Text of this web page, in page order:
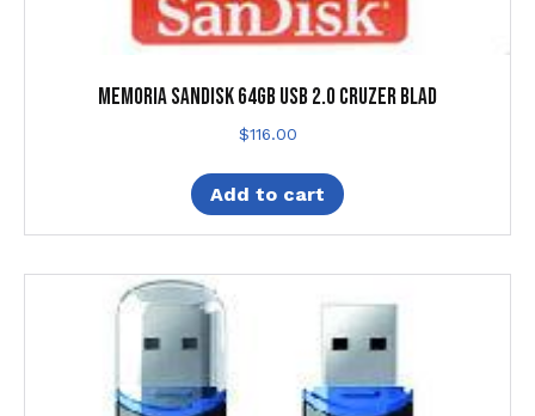
MEMORIA SANDISK 64GB USB 2.0 CRUZER BLAD
$116.00
Add to cart